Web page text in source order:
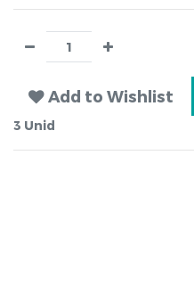
Add to Wishlist
3 Unid